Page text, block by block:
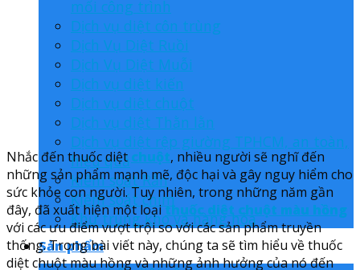
mối công trình
Dịch vụ diệt côn trùng
Dịch Vụ Diệt Ruồi
Dịch Vụ Diệt Muỗi
Dịch vụ diệt kiến
Dịch vụ diệt chuột
Dịch vụ diệt Thằn lằn
Dịch vụ diệt rệp giường TPHCM, an toàn,
hiệu quả
Kiểm soát Rắn
Kiểm soát chim
Khử trùng kho và hàng hóa
Sản phẩm
Nhắc đến thuốc diệtchuột, nhiều người sẽ nghĩ đến
những sản phẩm mạnh mẽ, độc hại và gây nguy hiểm cho
sức khỏe con người. Tuy nhiên, trong những năm gần
đây, đã xuất hiện một loạithuốc diệt chuột màu hồng
với các ưu điểm vượt trội so với các sản phẩm truyền
thống. Trong bài viết này, chúng ta sẽ tìm hiểu về thuốc
diệt chuột màu hồng và những ảnh hưởng của nó đến